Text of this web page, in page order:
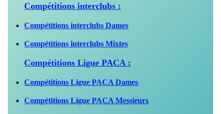
Compétitions interclubs :
Compétitions interclubs Dames
Compétitions interclubs Mixtes
Compétitions Ligue PACA :
Compétitions Ligue PACA Dames
Compétitions Ligue PACA Messieurs